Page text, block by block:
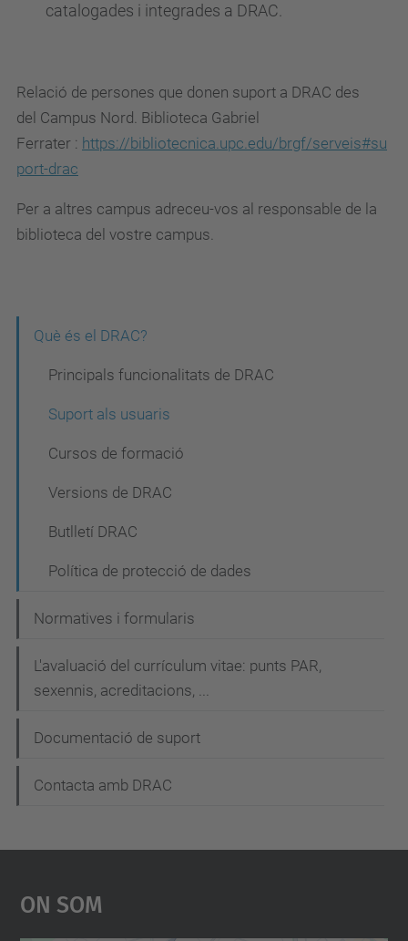
catalogades i integrades a DRAC.
Relació de persones que donen suport a DRAC des
del Campus Nord. Biblioteca Gabriel
Ferrater : https://bibliotecnica.upc.edu/brgf/serveis#su
port-drac
Per a altres campus adreceu-vos al responsable de la
biblioteca del vostre campus.
ó
Què és el DRAC?
Principals funcionalitats de DRAC
Suport als usuaris
Cursos de formació
Versions de DRAC
Butlletí DRAC
Política de protecció de dades
Normatives i formularis
L'avaluació del currículum vitae: punts PAR,
sexennis, acreditacions, ...
Documentació de suport
Contacta amb DRAC
On Som